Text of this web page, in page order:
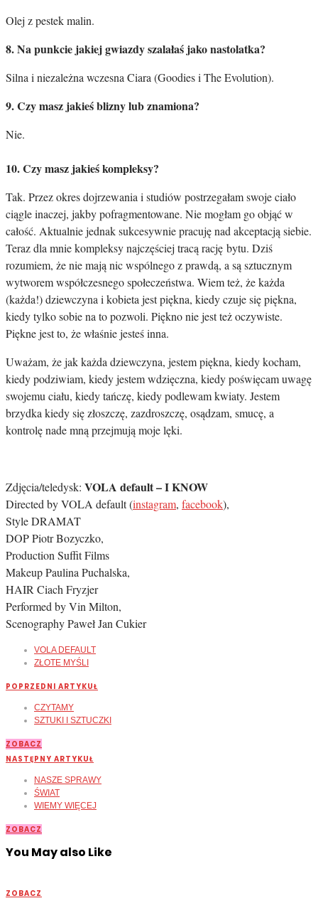
Olej z pestek malin.
8. Na punkcie jakiej gwiazdy szalałaś jako nastolatka?
Silna i niezależna wczesna Ciara (Goodies i The Evolution).
9. Czy masz jakieś blizny lub znamiona?
Nie.
10. Czy masz jakieś kompleksy?
Tak. Przez okres dojrzewania i studiów postrzegałam swoje ciało
ciągle inaczej, jakby pofragmentowane. Nie mogłam go objąć w
całość. Aktualnie jednak sukcesywnie pracuję nad akceptacją siebie.
Teraz dla mnie kompleksy najczęściej tracą rację bytu. Dziś
rozumiem, że nie mają nic wspólnego z prawdą, a są sztucznym
wytworem współczesnego społeczeństwa. Wiem też, że każda
(każda!) dziewczyna i kobieta jest piękna, kiedy czuje się piękna,
kiedy tylko sobie na to pozwoli. Piękno nie jest też oczywiste.
Piękne jest to, że właśnie jesteś inna.
Uważam, że jak każda dziewczyna, jestem piękna, kiedy kocham,
kiedy podziwiam, kiedy jestem wdzięczna, kiedy poświęcam uwagę
swojemu ciału, kiedy tańczę, kiedy podlewam kwiaty. Jestem
brzydka kiedy się złoszczę, zazdroszczę, osądzam, smucę, a
kontrolę nade mną przejmują moje lęki.
Zdjęcia/teledysk: VOLA default – I KNOW
Directed by VOLA default (instagram, facebook),
Style DRAMAT
DOP Piotr Bozyczko,
Production Suffit Films
Makeup Paulina Puchalska,
HAIR Ciach Fryzjer
Performed by Vin Milton,
Scenography Paweł Jan Cukier
VOLA DEFAULT
ZŁOTE MYŚLI
POPRZEDNI ARTYKUŁ
CZYTAMY
SZTUKI I SZTUCZKI
ZOBACZ
NASTĘPNY ARTYKUŁ
NASZE SPRAWY
ŚWIAT
WIEMY WIĘCEJ
ZOBACZ
You May also Like
ZOBACZ